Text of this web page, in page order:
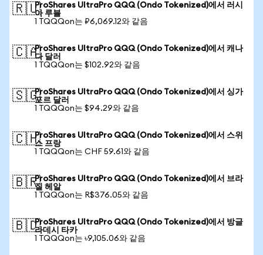
🇷🇺ProShares UltraPro QQQ (Ondo Tokenized)에서 러시
아 루블
1 TQQQon는 ₽6,069.12와 같음
🇨🇦ProShares UltraPro QQQ (Ondo Tokenized)에서 캐나
다 달러
1 TQQQon는 $102.92와 같음
🇸🇬ProShares UltraPro QQQ (Ondo Tokenized)에서 싱가
포르 달러
1 TQQQon는 $94.29와 같음
🇨🇭ProShares UltraPro QQQ (Ondo Tokenized)에서 스위
스 프랑
1 TQQQon는 CHF 59.61와 같음
🇧🇷ProShares UltraPro QQQ (Ondo Tokenized)에서 브라
질 헤알
1 TQQQon는 R$376.05와 같음
🇧🇩ProShares UltraPro QQQ (Ondo Tokenized)에서 방글
라데시 타카
1 TQQQon는 ৳9,105.06와 같음